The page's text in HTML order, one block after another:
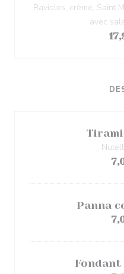
Ravioles, crème, Saint
avec
Panna